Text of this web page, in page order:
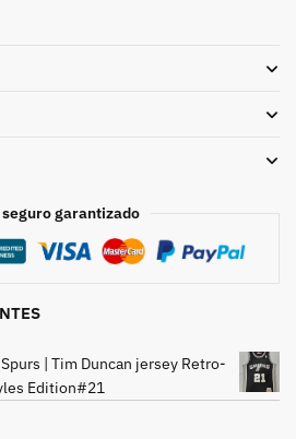
seguro garantizado
| Tim Duncan jersey Retro-
Edition#21